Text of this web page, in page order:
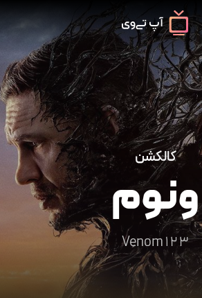
کالکشن
ونوم
Venom 1 2 3